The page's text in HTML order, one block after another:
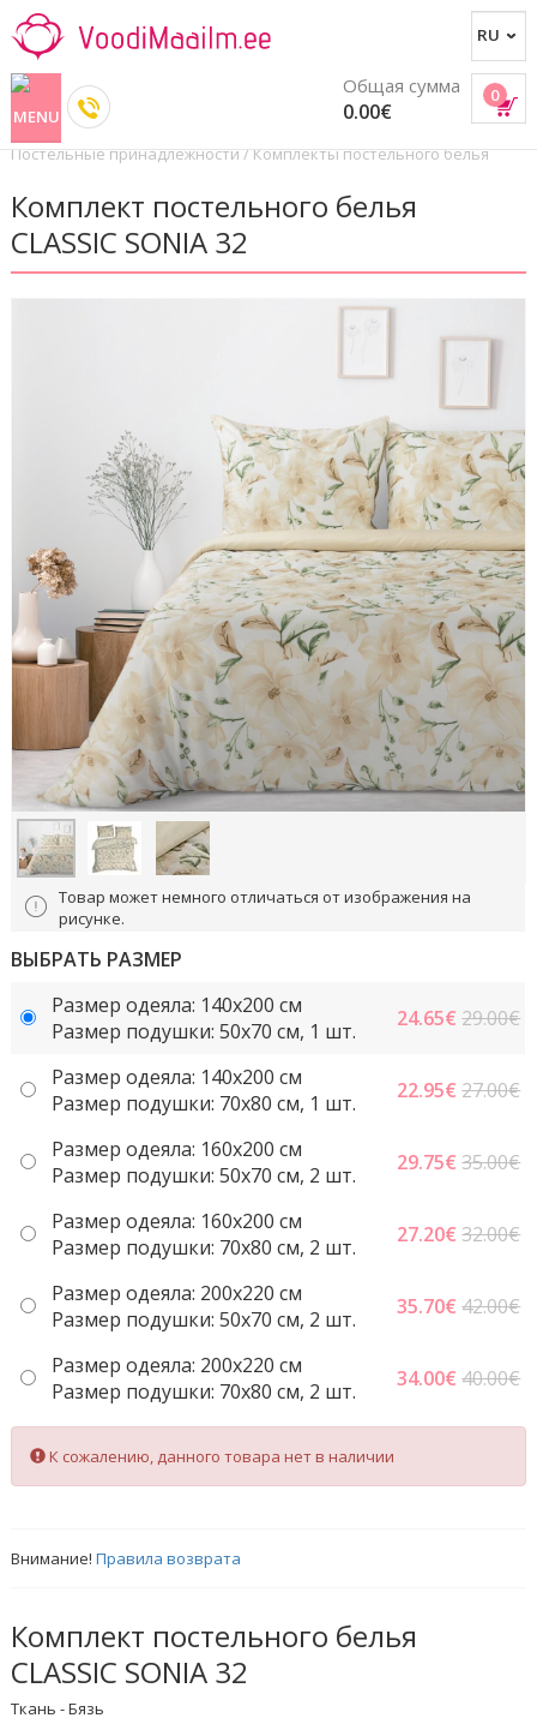
0
Общая сумма
0.00€
Постельные принадлежности/Комплекты постельного белья
Комплект постельного белья
CLASSIC SONIA 32
Товар может немного отличаться от изображения на
рисунке.
ВЫБРАТЬ РАЗМЕР
Размер одеяла: 140x200 см
Размер подушки: 50x70 cм, 1 шт.
24.65€ 29.00€
Размер одеяла: 140x200 см
Размер подушки: 70x80 см, 1 шт.
22.95€ 27.00€
Размер одеяла: 160x200 см
Размер подушки: 50x70 cм, 2 шт.
29.75€ 35.00€
Размер одеяла: 160x200 см
Размер подушки: 70x80 см, 2 шт.
27.20€ 32.00€
Размер одеяла: 200x220 cм
Размер подушки: 50x70 cм, 2 шт.
35.70€ 42.00€
Размер одеяла: 200x220 cм
Размер подушки: 70x80 см, 2 шт.
34.00€ 40.00€
К сожалению, данного товара нет в наличии
Внимание!Правила возврата
Комплект постельного белья
CLASSIC SONIA 32
Ткань - Бязь